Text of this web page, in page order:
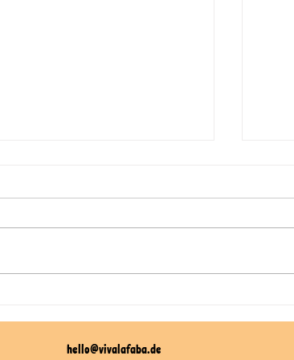
2026
hello@vivalafaba.de